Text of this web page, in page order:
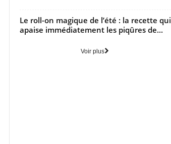
Le roll-on magique de l’été : la recette qui
apaise immédiatement les piqûres de...
Voir plus